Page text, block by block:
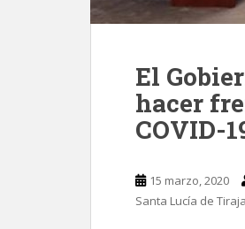
El
hacer
COVID-
15 marzo, 2020
Santa Lucía de